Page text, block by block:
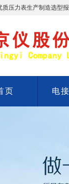
质压力表生产制造选型
页 电